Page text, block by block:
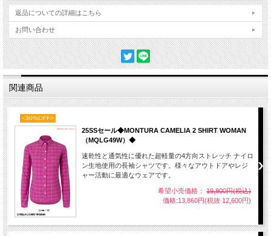
返品についての詳細はこちら
お問い合わせ
関連商品
<30%OFF>
25SSセール◆MONTURA CAMELIA 2 SHIRT WOMAN
（MQLG49W）◆
速乾性と通気性に優れた超軽量の4方向ストレッチ ナイロ
ン生地使用の長袖シャツです。様々なアウトドアやレジ
ャー活動に最適なウェアです。
希望小売価格： 19,800円(税込)
価格:13,860円(税抜 12,600円)